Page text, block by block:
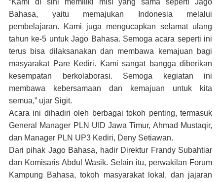
Bahasa, yaitu memajukan Indonesia melalui
pembelajaran. Kami juga mengucapkan selamat ulang
tahun ke-5 untuk Jago Bahasa. Semoga acara seperti ini
terus bisa dilaksanakan dan membawa kemajuan bagi
masyarakat Pare Kediri. Kami sangat bangga diberikan
kesempatan berkolaborasi. Semoga kegiatan ini
membawa kebersamaan dan kemajuan untuk kita
semua,” ujar Sigit.
Acara ini dihadiri oleh berbagai tokoh penting, termasuk
General Manager PLN UID Jawa Timur, Ahmad Mustaqir,
dan Manager PLN UP3 Kediri, Deny Setiawan.
Dari pihak Jago Bahasa, hadir Direktur Frandy Subahtiar
dan Komisaris Abdul Wasik. Selain itu, perwakilan Forum
Kampung Bahasa, tokoh masyarakat lokal, dan jajaran